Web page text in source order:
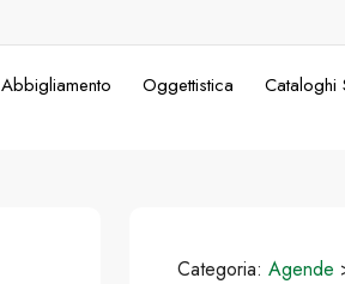
Abbigliamento Oggettistica Cataloghi
Categoria: Agende